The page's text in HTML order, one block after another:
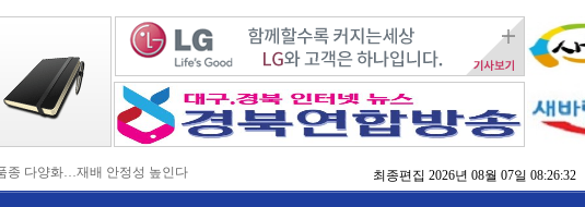
종 다양화…재배 안정성 높인다
최종 지정…3,476억 투입
최종편집 2026년 08월 07일 08:26:32